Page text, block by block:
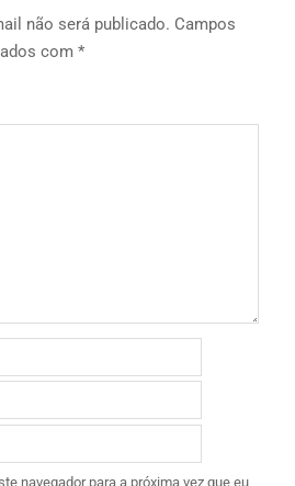
não será publicado. Campos
com *
navegador para a próxima vez que eu